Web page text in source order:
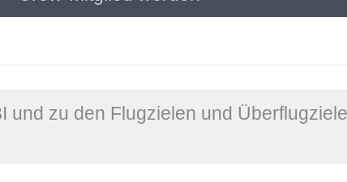
und zu den Flugzielen und